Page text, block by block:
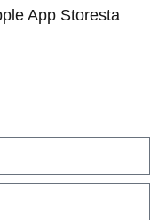
App Storesta